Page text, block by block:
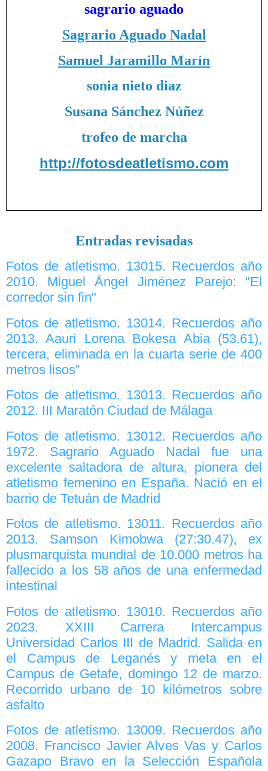
sagrario aguado
Sagrario Aguado Nadal
Samuel Jaramillo Marín
sonia nieto diaz
Susana Sánchez Núñez
trofeo de marcha
http://fotosdeatletismo.com
Entradas revisadas
Fotos de atletismo. 13015. Recuerdos año
2010. Miguel Ángel Jiménez Parejo: "El
corredor sin fin"
Fotos de atletismo. 13014. Recuerdos año
2013. Aauri Lorena Bokesa Abia (53.61),
tercera, eliminada en la cuarta serie de 400
metros lisos”
Fotos de atletismo. 13013. Recuerdos año
2012. III Maratón Ciudad de Málaga
Fotos de atletismo. 13012. Recuerdos año
1972. Sagrario Aguado Nadal fue una
excelente saltadora de altura, pionera del
atletismo femenino en España. Nació en el
barrio de Tetuán de Madrid
Fotos de atletismo. 13011. Recuerdos año
2013. Samson Kimobwa (27:30.47), ex
plusmarquista mundial de 10.000 metros ha
fallecido a los 58 años de una enfermedad
intestinal
Fotos de atletismo. 13010. Recuerdos año
2023. XXIII Carrera Intercampus
Universidad Carlos III de Madrid. Salida en
el Campus de Leganés y meta en el
Campus de Getafe, domingo 12 de marzo.
Recorrido urbano de 10 kilómetros sobre
asfalto
Fotos de atletismo. 13009. Recuerdos año
2008. Francisco Javier Alves Vas y Carlos
Gazapo Bravo en la Selección Española